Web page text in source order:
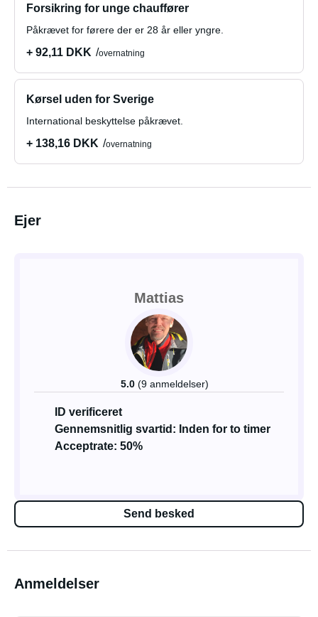
Forsikring for unge chauffører
Påkrævet for førere der er 28 år eller yngre.
+ 92,11 DKK overnatning
Kørsel uden for Sverige
International beskyttelse påkrævet.
+ 138,16 DKK overnatning
Ejer
Mattias
5.0 (9 anmeldelser)
ID verificeret
Gennemsnitlig svartid: Inden for to timer
Acceptrate: 50%
Send besked
Anmeldelser